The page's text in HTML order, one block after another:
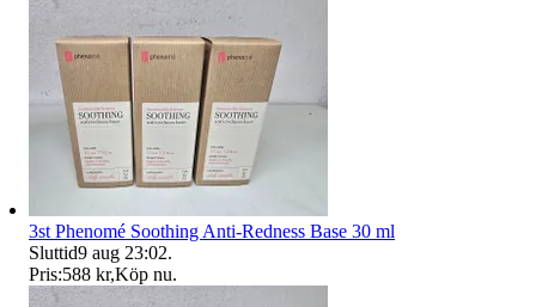
3st Phenomé Soothing Anti-Redness Base 30 ml
Sluttid9 aug 23:02.
Pris:588 kr,Köp nu.